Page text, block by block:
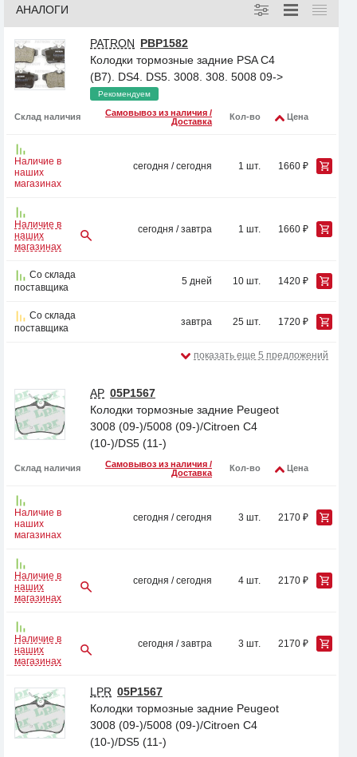
АНАЛОГИ
PATRON PBP1582
Колодки тормозные задние PSA C4
(B7). DS4. DS5. 3008. 308. 5008 09->
Рекомендуем
Склад наличия
Самовывоз из наличия /
Доставка
Кол-во Цена
Наличие в
наших
магазинах
сегодня / сегодня 1 шт. 1660 ₽
Наличие в
наших
магазинах
сегодня / завтра 1 шт. 1660 ₽
Со склада
поставщика
5 дней 10 шт. 1420 ₽
Со склада
поставщика
завтра 25 шт. 1720 ₽
показать еще 5 предложений
AP 05P1567
Колодки тормозные задние Peugeot
3008 (09-)/5008 (09-)/Citroen C4
(10-)/DS5 (11-)
Склад наличия
Самовывоз из наличия /
Доставка
Кол-во Цена
Наличие в
наших
магазинах
сегодня / сегодня 3 шт. 2170 ₽
Наличие в
наших
магазинах
сегодня / сегодня 4 шт. 2170 ₽
Наличие в
наших
магазинах
сегодня / завтра 3 шт. 2170 ₽
LPR 05P1567
Колодки тормозные задние Peugeot
3008 (09-)/5008 (09-)/Citroen C4
(10-)/DS5 (11-)